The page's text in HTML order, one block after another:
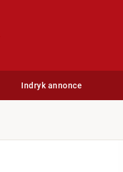
Indryk annonce